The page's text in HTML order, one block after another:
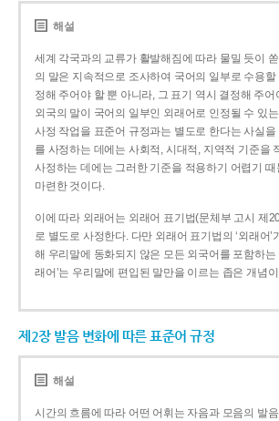
해설
세계 각국과의 교류가 활발해짐에 따라 물밀 듯이
의 말은 지속적으로 조사하여 국어의 일부로 수용
정해 주어야 할 뿐 아니라, 그 표기 역시 결정해 주어
외국의 말이 국어의 일부인 외래어로 인정될 수 있
사정 작업을 표준어 규정과는 별도로 한다는 사실을
를 사정하는 데에는 사회적, 시대적, 지역적 기준을
사정하는 데에는 그러한 기준을 적용하기 어렵기
마련한 것이다.
이에 따라 외래어는 외래어 표기법(문체부 고시 제
로 별도로 사정한다. 다만 외래어 표기법의 ‘외래어’
해 우리말에 동화되지 않은 모든 외국어를 포함하는
래어’는 우리말에 편입된 말만을 이르는 좁은 개념
제2장 발음 변화에 따른 표준어 규정
해설
시간의 흐름에 따라 어떤 어휘는 자음과 모음의 발